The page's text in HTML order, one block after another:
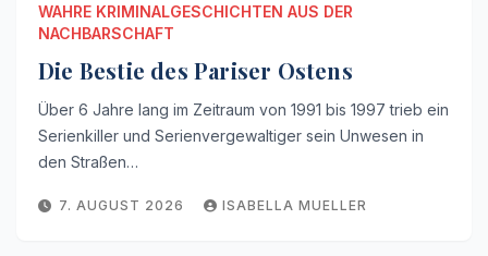
WAHRE KRIMINALGESCHICHTEN AUS DER
NACHBARSCHAFT
Die Bestie des Pariser Ostens
Über 6 Jahre lang im Zeitraum von 1991 bis 1997 trieb ein
Serienkiller und Serienvergewaltiger sein Unwesen in
den Straßen…
7. AUGUST 2026 ISABELLA MUELLER